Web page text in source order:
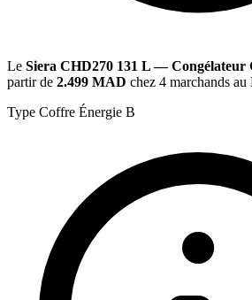
Le Siera CHD270 131 L — Congélateur
partir de 2.499 MAD chez 4 marchands au
Type Coffre Énergie B